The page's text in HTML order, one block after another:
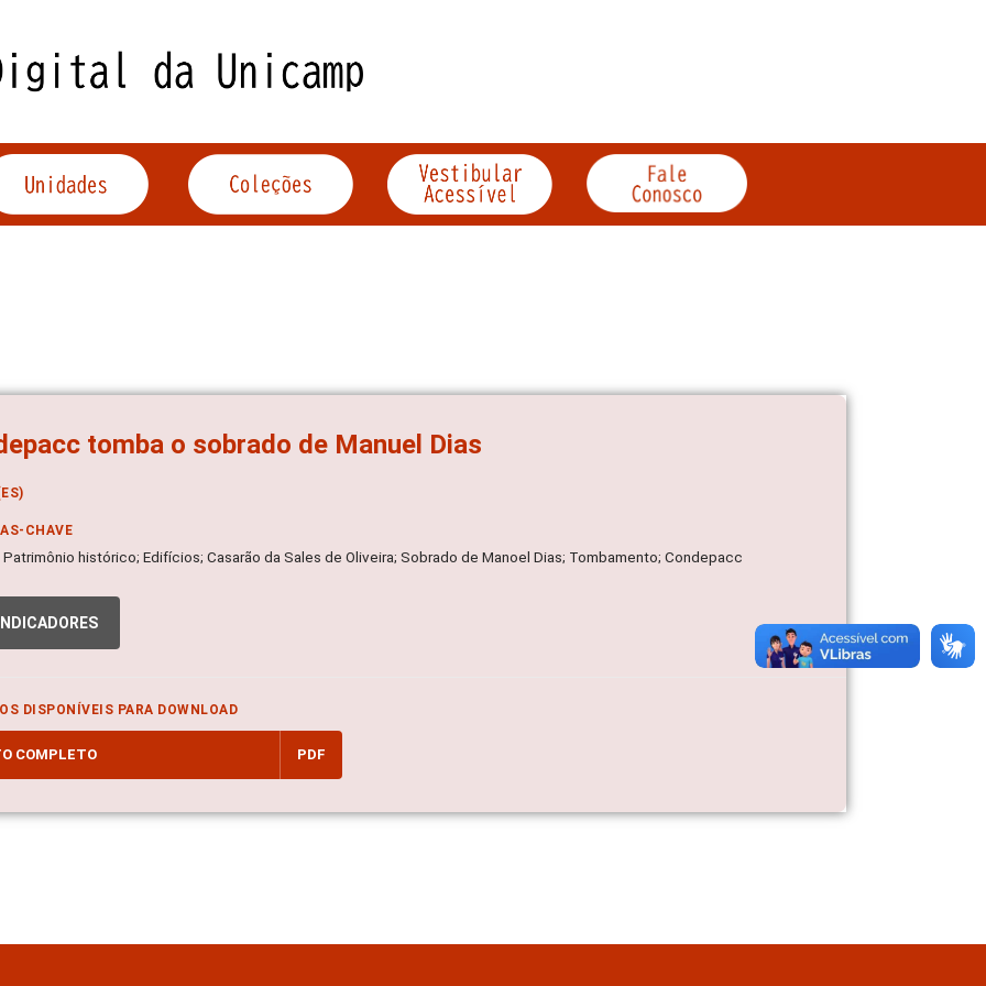
tomba o sobrado de Manuel Dias
CHAVE
Patrimônio histórico; Edifícios; Casarão da Sales de Oliveira; Sobrado de Manoel Dias; Tombamento; Condepacc
INDICADORES
DISPONÍVEIS PARA DOWNLOAD
COMPLETO PDF